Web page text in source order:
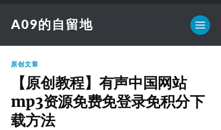
A09的自留地
原创文章
【原创教程】有声中国网站
mp3资源免费免登录免积分下
载方法